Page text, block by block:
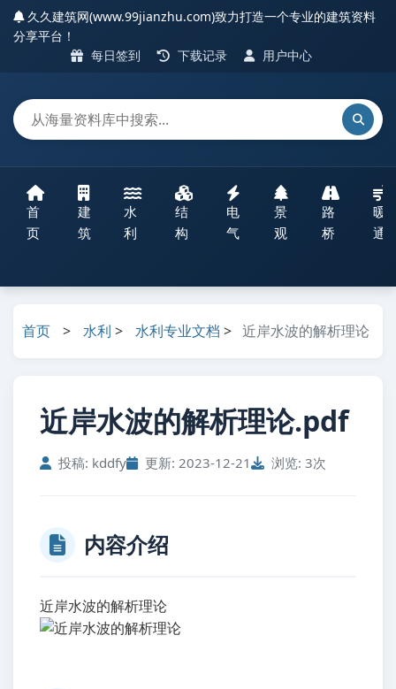
久久建筑网(www.99jianzhu.com)致力打造一个专业的建筑资料
分享平台！
每日签到
下载记录 用户中心
首
页
建
筑
水
利
结
构
电
气
景
观
路
桥
暖
通
首页 > 水利 > 水利专业文档 > 近岸水波的解析理论
近岸水波的解析理论.pdf
投稿: kddfy 更新: 2023-12-21 浏览: 3次
内容介绍
近岸水波的解析理论